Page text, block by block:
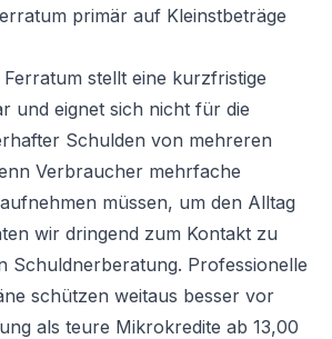
primär auf Kleinstbeträge
stellt eine kurzfristige
und eignet sich nicht für die
Schulden von mehreren
Verbraucher mehrfache
müssen, um den Alltag
wir dringend zum Kontakt zu
Schuldnerberatung. Professionelle
schützen weitaus besser vor
als teure Mikrokredite ab 13,00